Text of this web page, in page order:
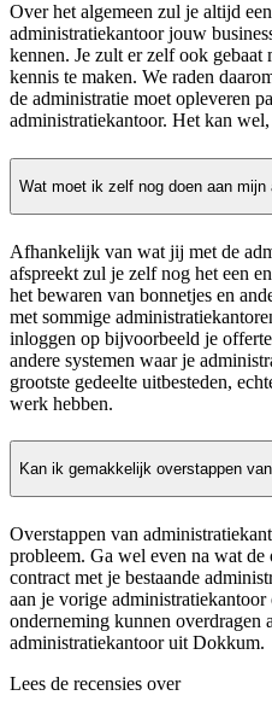
Over het algemeen zul je altijd
administratiekantoor jouw
kennen. Je zult er zelf ook
kennis te maken. We raden
de administratie moet opleveren
administratiekantoor. Het kan
Wat moet ik zelf nog doen aan mijn
Afhankelijk van wat jij met de
afspreekt zul je zelf nog het een
het bewaren van bonnetjes en
met sommige
inloggen op bijvoorbeeld je
andere systemen waar je
grootste gedeelte uitbesteden,
werk hebben.
Kan ik gemakkelijk overstappen
Overstappen van
probleem. Ga wel even na wat
contract met je bestaande
aan je vorige
onderneming kunnen overdragen
administratiekantoor uit Dokkum.
Lees de recensies over